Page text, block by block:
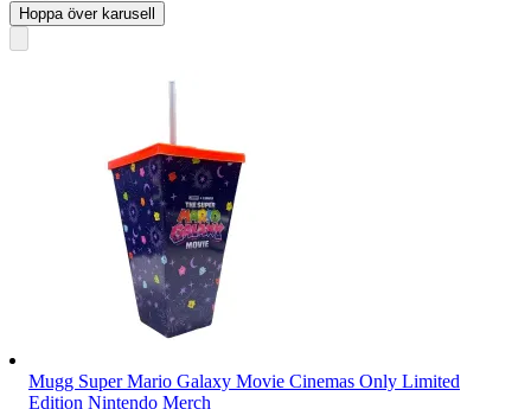
Hoppa över karusell
Mugg Super Mario Galaxy Movie Cinemas Only Limited
Edition Nintendo Merch